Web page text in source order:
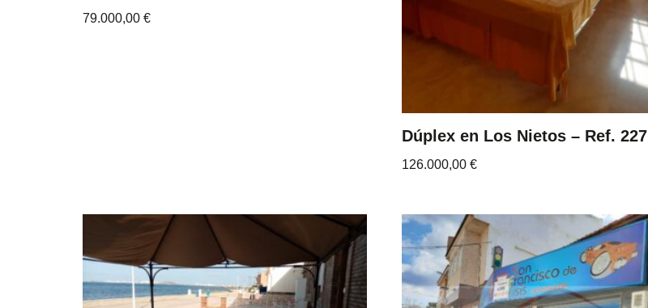
79.000,00 €
Dúplex en Los Nietos – Ref. 227
126.000,00 €